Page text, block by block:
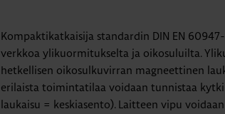
Kompaktikatkaisija standardin DIN EN
verkkoa ylikuormitukselta ja oikosuluilta.
hetkellisen oikosulkuvirran magneettinen
erilaista toimintatilaa voidaan tunnistaa
laukaisu = keskiasento). Laitteen vipu